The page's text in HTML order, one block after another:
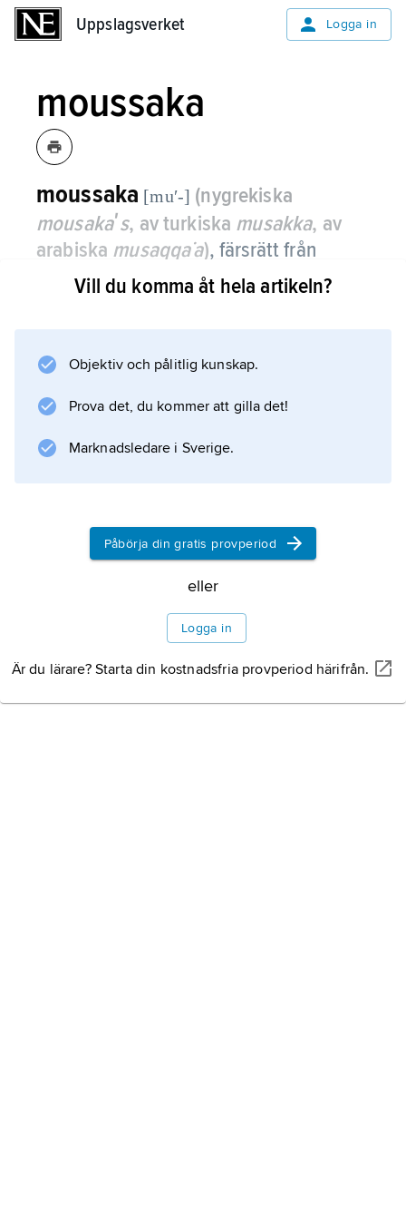
Uppslagsverket Logga in
moussaka
moussaka [muʹ-] (nygrekiska
mousakaʹs, av turkiska musakka, av
arabiska musaqqa˙a),färsrätt från
Balkanländerna som innehåller bland
Vill du komma åt hela artikeln?
Objektiv och pålitlig kunskap.
Prova det, du kommer att gilla det!
Marknadsledare i Sverige.
Påbörja din gratis provperiod
eller
Logga in
Är du lärare? Starta din kostnadsfria provperiod härifrån.